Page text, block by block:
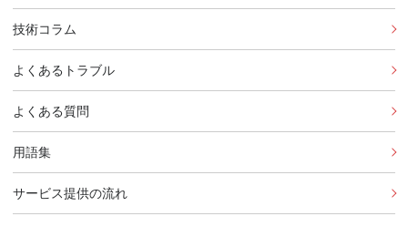
技術コラム
よくあるトラブル
よくある質問
用語集
サービス提供の流れ